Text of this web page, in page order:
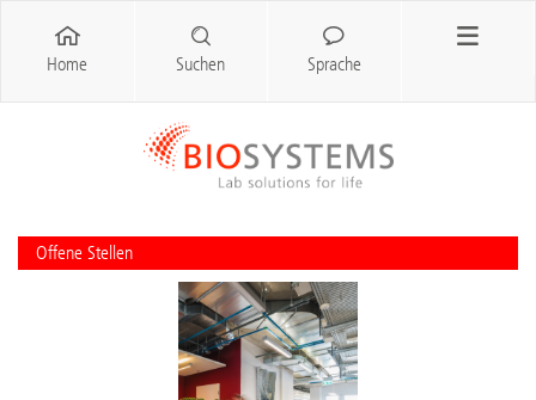
Offene Stellen
Home Suchen Sprache